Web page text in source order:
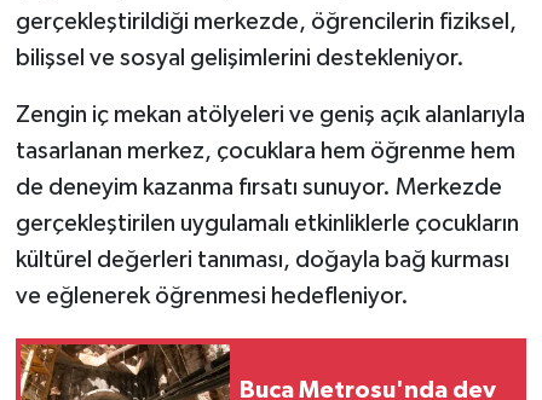
gerçekleştirildiği merkezde, öğrencilerin fiziksel,
bilişsel ve sosyal gelişimlerini destekleniyor.
Zengin iç mekan atölyeleri ve geniş açık alanlarıyla
tasarlanan merkez, çocuklara hem öğrenme hem
de deneyim kazanma fırsatı sunuyor. Merkezde
gerçekleştirilen uygulamalı etkinliklerle çocukların
kültürel değerleri tanıması, doğayla bağ kurması
ve eğlenerek öğrenmesi hedefleniyor.
Buca Metrosu'nda dev